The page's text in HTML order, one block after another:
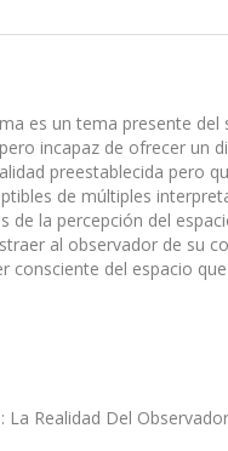
es un tema presente
incapaz de ofrecer un
preestablecida pero
de múltiples
la percepción del
al observador de su
del espacio
Realidad Del